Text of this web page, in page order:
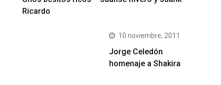
Ricardo
10 noviembre, 2011
Jorge Celedón
homenaje a Shakira